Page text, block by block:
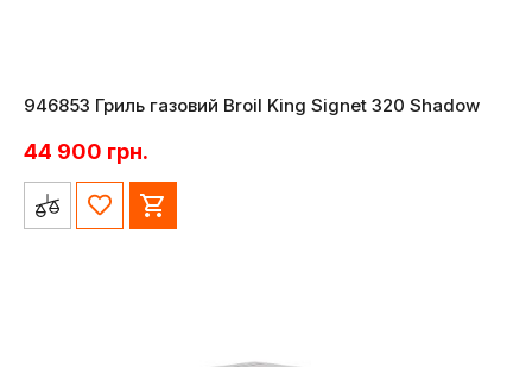
946853 Гриль газовий Broil King Signet 320 Shadow
44 900 грн.